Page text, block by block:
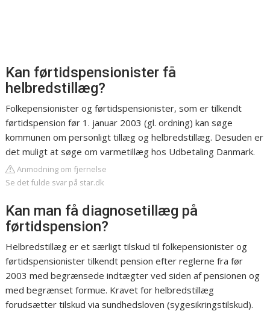
Kan førtidspensionister få
helbredstillæg?
Folkepensionister og førtidspensionister, som er tilkendt
førtidspension før 1. januar 2003 (gl. ordning) kan søge
kommunen om personligt tillæg og helbredstillæg. Desuden er
det muligt at søge om varmetillæg hos Udbetaling Danmark.
Anmodning om fjernelse
Se det fulde svar på star.dk
Kan man få diagnosetillæg på
førtidspension?
Helbredstillæg er et særligt tilskud til folkepensionister og
førtidspensionister tilkendt pension efter reglerne fra før
2003 med begrænsede indtægter ved siden af pensionen og
med begrænset formue. Kravet for helbredstillæg
forudsætter tilskud via sundhedsloven (sygesikringstilskud).